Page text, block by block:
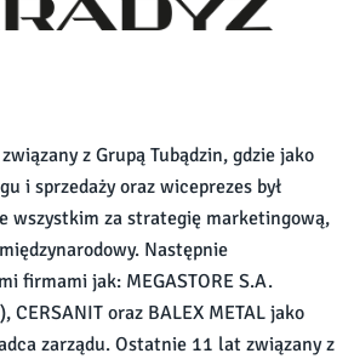
z Grupą Tubądzin, gdzie jako
i sprzedaży oraz wiceprezes był
wszystkim za strategię marketingową,
Następnie
firmami jak: MEGASTORE S.A.
CERSANIT oraz BALEX METAL jako
zarządu. Ostatnie 11 lat związany z